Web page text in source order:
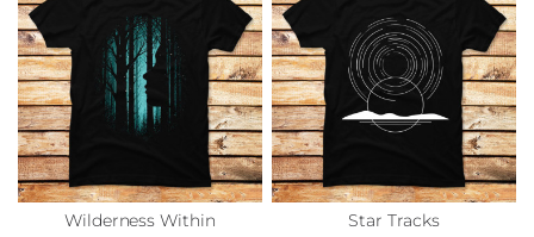
Wilderness Within Star Tracks